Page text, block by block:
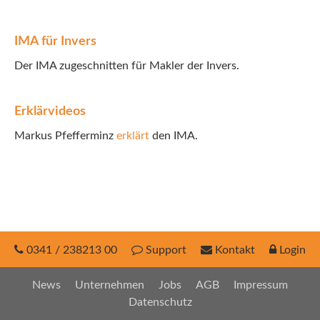
Kranken
IMA für Invers
Der IMA zugeschnitten für Makler der Invers.
Erklärvideos
Markus Pfefferminz erklärt den IMA.
0341 / 238213 00 Support Kontakt Login
News Unternehmen Jobs AGB
Impressum
Datenschutz